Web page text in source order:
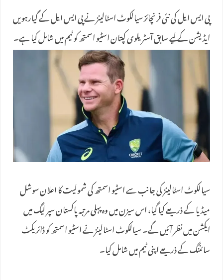
پی ایس ایل کی نئی فرنچائز سیالکوٹ اسٹالینز نے پی ایس ایل کے گیارہویں
ایڈیشن کے لیے سابق آسٹریلوی کپتان اسٹیو اسمتھ کو ٹیم میں شامل کیا ہے۔
سیالکوٹ اسٹالینز کی جانب سے اسٹیو اسمتھ کی شمولیت کا اعلان سوشل
میڈیا کے ذریعے کیا گیا، اس سیزن میں وہ پہلی مرتبہ پاکستان سپر لیگ میں
ایکشن میں نظر آئیں گے۔ سیالکوٹ اسٹالینز نے اسٹیو اسمتھ کو ڈائریکٹ
سائننگ کے ذریعے اپنی ٹیم میں شامل کیا۔